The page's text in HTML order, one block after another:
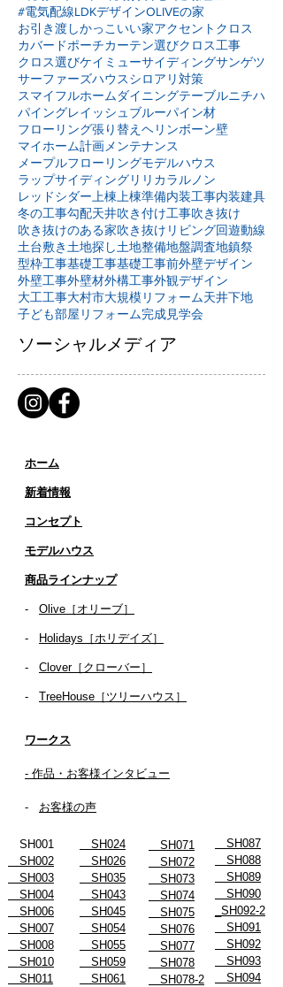
#電気配線LDKデザインOLIVEの家
お引き渡しかっこいい家アクセントクロス
カバードポーチカーテン選びクロス工事
クロス選びケイミューサイディングサンゲツ
サーファーズハウスシロアリ対策
スマイフルホームダイニングテーブルニチハ
パイングレイッシュブルーパイン材
フローリング張り替え ヘリンボーン壁
マイホーム計画メンテナンス
メープルフローリングモデルハウス
ラップサイディングリリカラルノン
レッドシダー上棟上棟準備内装工事内装建具
冬の工事勾配天井吹き付け工事吹き抜け
吹き抜けのある家吹き抜けリビング回遊動線
土台敷き土地探し土地整備地盤調査地鎮祭
型枠工事基礎工事基礎工事前外壁デザイン
外壁工事外壁材外構工事外観デザイン
大工工事大村市大規模リフォーム天井下地
子ども部屋リフォーム完成見学会
ソーシャルメディア
ホーム
新着情報
コンセプト
​​モデルハウス
商品ラインナップ
- Olive［オリーブ］
- Holidays［ホリデイズ］
- ​ Clover［クローバー］
- TreeHouse［ツリーハウス］
ワークス
- 作品・お客様インタビュー
- お客様の声
SH001
SH002
SH003
SH004
SH006
SH007
SH008
SH010
SH011
SH024
SH026
SH035
SH043
SH045
SH054
SH055
SH059
SH061
SH071
SH072
SH073
SH074
SH075
SH076
SH077
SH078
SH078-2
SH087
SH088
SH089
SH090
_SH092-2
SH091
SH092
SH093
SH094